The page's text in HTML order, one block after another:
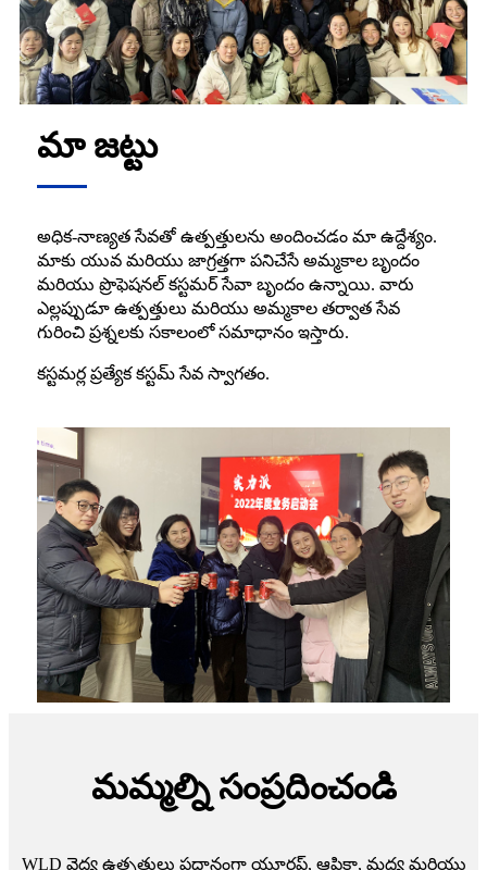
మా జట్టు
అధిక-నాణ్యత సేవతో ఉత్పత్తులను అందించడం మా ఉద్దేశ్యం.
మాకు యువ మరియు జాగ్రత్తగా పనిచేసే అమ్మకాల బృందం
మరియు ప్రొఫెషనల్ కస్టమర్ సేవా బృందం ఉన్నాయి. వారు
ఎల్లప్పుడూ ఉత్పత్తులు మరియు అమ్మకాల తర్వాత సేవ
గురించి ప్రశ్నలకు సకాలంలో సమాధానం ఇస్తారు.
కస్టమర్ల ప్రత్యేక కస్టమ్ సేవ స్వాగతం.
మమ్మల్ని సంప్రదించండి
WLD వైద్య ఉత్పత్తులు ప్రధానంగా యూరప్, ఆఫ్రికా, మధ్య మరియు